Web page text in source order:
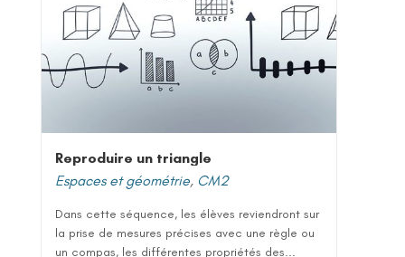
Reproduire un triangle
Espaces et géométrie, CM2
Dans cette séquence, les élèves reviendront sur
la prise de mesures précises avec une règle ou
un compas, les différentes propriétés des...